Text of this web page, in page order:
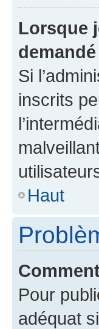
Lorsque
Si
inscrits
Haut
Pour
adéquat